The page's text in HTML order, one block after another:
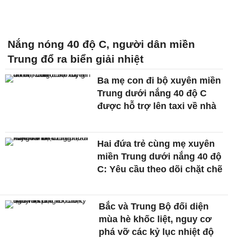
Nắng nóng 40 độ C, người dân miền
Trung đổ ra biển giải nhiệt
Ba mẹ con đi bộ xuyên miền
Trung dưới nắng 40 độ C
được hỗ trợ lên taxi về nhà
Hai đứa trẻ cùng mẹ xuyên
miền Trung dưới nắng 40 độ
C: Yêu cầu theo dõi chặt chẽ
Bắc và Trung Bộ đối diện
mùa hè khốc liệt, nguy cơ
phá vỡ các kỷ lục nhiệt độ